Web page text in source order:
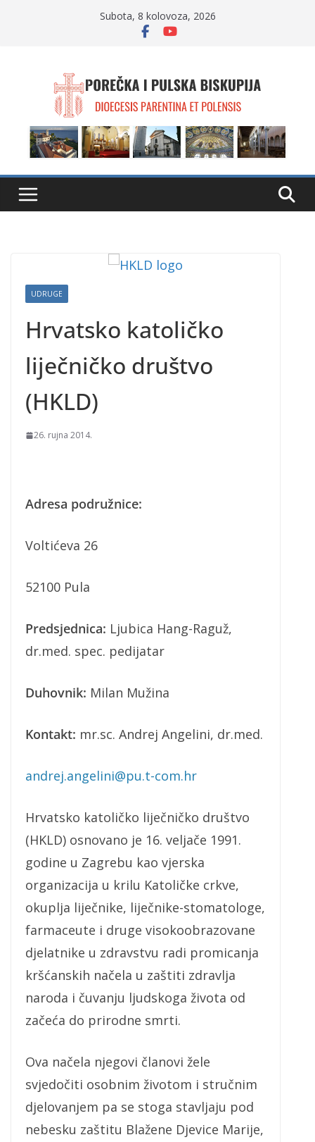
Subota, 8 kolovoza, 2026
UDRUGE
Hrvatsko katoličko
liječničko društvo
(HKLD)
26. rujna 2014.
Adresa podružnice:
Voltićeva 26
52100 Pula
Predsjednica: Ljubica Hang-Raguž,
dr.med. spec. pedijatar
Duhovnik: Milan Mužina
Kontakt: mr.sc. Andrej Angelini, dr.med.
andrej.angelini@pu.t-com.hr
Hrvatsko katoličko liječničko društvo
(HKLD) osnovano je 16. veljače 1991.
godine u Zagrebu kao vjerska
organizacija u krilu Katoličke crkve,
okuplja liječnike, liječnike-stomatologe,
farmaceute i druge visokoobrazovane
djelatnike u zdravstvu radi promicanja
kršćanskih načela u zaštiti zdravlja
naroda i čuvanju ljudskoga života od
začeća do prirodne smrti.
Ova načela njegovi članovi žele
svjedočiti osobnim životom i stručnim
djelovanjem pa se stoga stavljaju pod
nebesku zaštitu Blažene Djevice Marije,